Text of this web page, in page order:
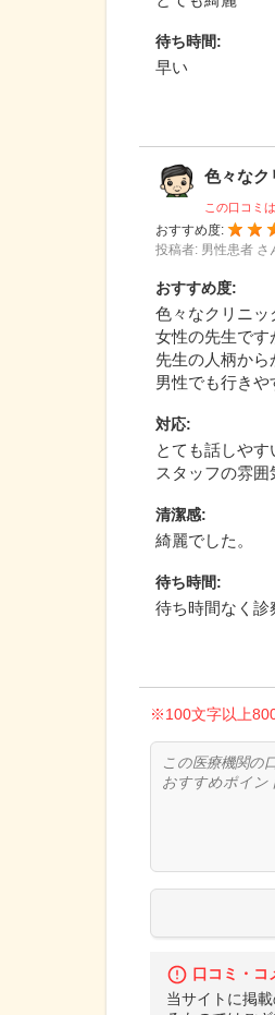
待ち時間:
早い
色々なク
この口コミ
おすすめ度:
投稿者: 男性患者 さ
おすすめ度:
色々なクリニッ
女性の先生です
先生の人柄か
男性でも行きや
対応:
とても話しやす
スタッフの雰囲
清潔感:
綺麗でした。
待ち時間:
待ち時間なく診
※100文字以上
口コミ・コ
当サイトに掲